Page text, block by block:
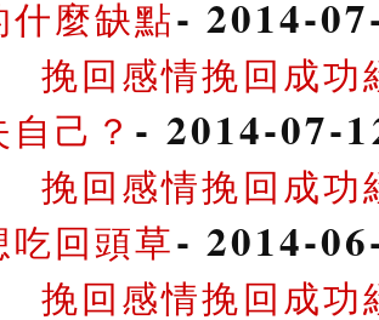
什麼缺點- 2014-
挽回感情挽回成
自己？ - 2014-07-
挽回感情挽回成
吃回頭草- 2014-
挽回感情挽回成